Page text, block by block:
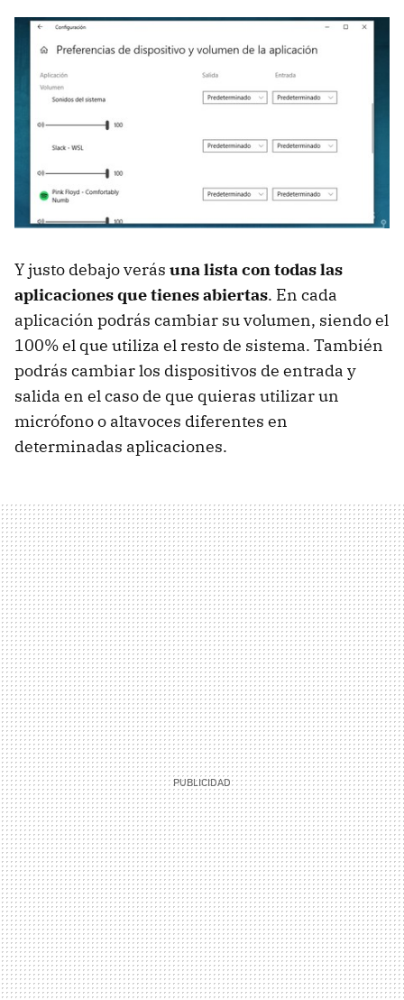
Y justo debajo verás una lista con todas las
aplicaciones que tienes abiertas. En cada
aplicación podrás cambiar su volumen, siendo el
100% el que utiliza el resto de sistema. También
podrás cambiar los dispositivos de entrada y
salida en el caso de que quieras utilizar un
micrófono o altavoces diferentes en
determinadas aplicaciones.